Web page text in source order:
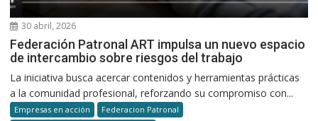
30 abril, 2026
Federación Patronal ART impulsa un nuevo espacio
de intercambio sobre riesgos del trabajo
La iniciativa busca acercar contenidos y herramientas prácticas
a la comunidad profesional, reforzando su compromiso con...
Empresas en acción
Federacion Patronal